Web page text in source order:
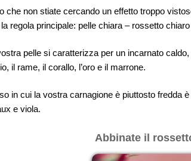
che non stiate cercando un effetto troppo
regola principale: pelle chiara – rossetto
pelle si caratterizza per un incarnato
il rame, il corallo, l’oro e il marrone.
in cui la vostra carnagione è piuttosto fredda
e viola.
Abbinate il